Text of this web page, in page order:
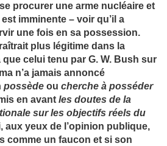
procurer une arme nucléaire et
imminente – voir qu’il a
une fois en sa possession.
plus légitime dans la
que celui tenu par G. W. Bush sur
n’a jamais annoncé
possède ou cherche à posséder
en avant les doutes de la
sur les objectifs réels du
aux yeux de l’opinion publique,
comme un faucon et si son